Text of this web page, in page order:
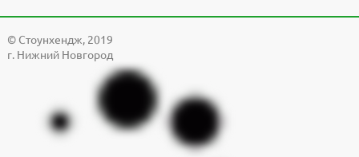
© Cтоунхендж, 2019
г. Нижний Новгород